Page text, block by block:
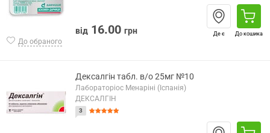
До обраного
від 16.00 грн Де є До кошика
Дексалгін табл. в/о 25мг №10
Лабораторіос Менаріні (Іспанія)
ДЕКСАЛГІН
3